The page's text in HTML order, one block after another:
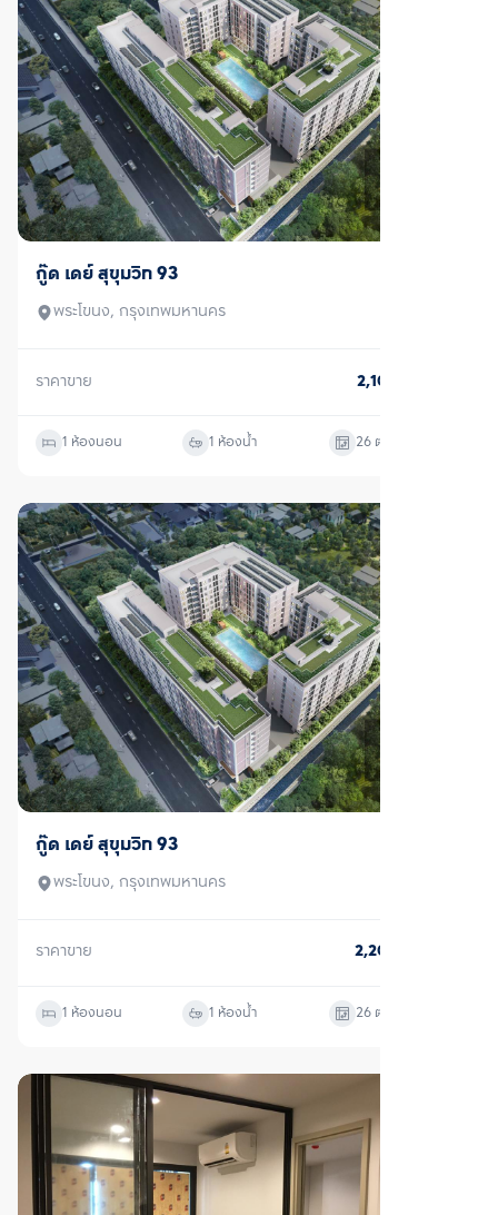
ขาย
กู๊ด เดย์ สุขุมวิท 93
พระโขนง, กรุงเทพมหานคร
ราคาขาย 2,100,000
1 ห้องนอน 1 ห้องน้ำ 26 ตร.ม.
ขาย
กู๊ด เดย์ สุขุมวิท 93
พระโขนง, กรุงเทพมหานคร
ราคาขาย 2,200,000
1 ห้องนอน 1 ห้องน้ำ 26 ตร.ม.